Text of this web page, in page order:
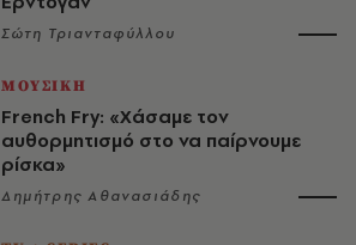
Σώτη Τριανταφύλλου
ΜΟΥΣΙΚΗ
French Fry: «Χάσαμε τον
αυθορμητισμό στο να παίρνουμε
ρίσκα»
Δημήτρης Αθανασιάδης